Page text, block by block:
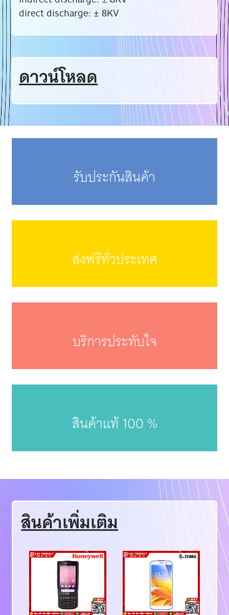
direct discharge: ± 8KV
ดาวน์โหลด
รับประกันสินค้า
ส่งฟรีทั่วประเทศ
บริการประทับใจ
สินค้าแท้ 100 %
สินค้าเพิ่มเติม